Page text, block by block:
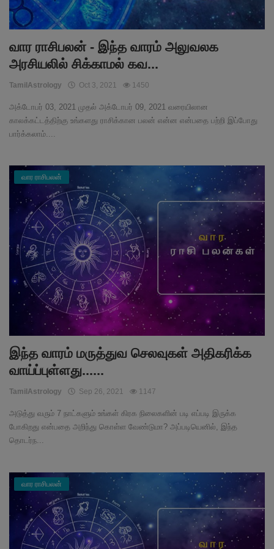
வார ராசிபலன் - இந்த வாரம் அலுவலக
அரசியலில் சிக்காமல் கவ...
TamilAstrology Oct 3, 2021 1450
அக்டோபர் 03, 2021 முதல் அக்டோபர் 09, 2021 வரையிலான
காலக்கட்டத்திற்கு உங்களது ராசிக்கான பலன் என்ன என்பதை பற்றி இப்போது
பார்க்கலாம்....
வார ராசிபலன்
இந்த வாரம் மருத்துவ செலவுகள் அதிகரிக்க
வாய்ப்புள்ளது......
TamilAstrology Sep 26, 2021 1147
அடுத்து வரும் 7 நாட்களும் உங்கள் கிரக நிலைகளின் படி எப்படி இருக்க
போகிறது என்பதை அறிந்து கொள்ள வேண்டுமா? அப்படியெனில், இந்த
தொடர்ந...
வார ராசிபலன்